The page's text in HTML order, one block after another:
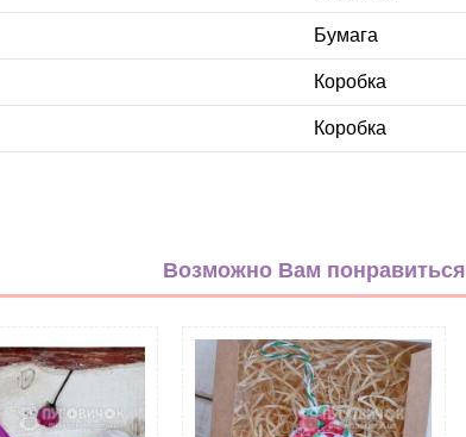
Бумага
Коробка
Коробка
Возможно Вам понравиться